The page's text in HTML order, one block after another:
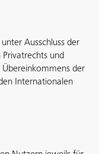
Ausschluss der
und
Übereinkommens der
Internationalen